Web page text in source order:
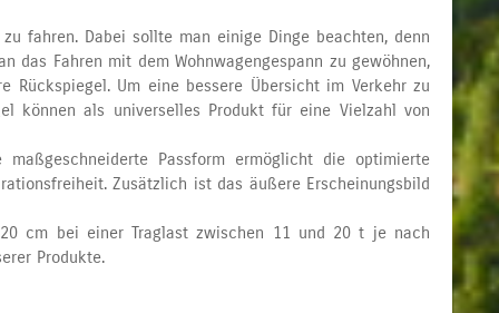
fahren. Dabei sollte man einige Dinge beachten, denn
Fahren mit dem Wohnwagengespann zu gewöhnen,
Rückspiegel. Um eine bessere Übersicht im Verkehr zu
können als universelles Produkt für eine Vielzahl von
Passform ermöglicht die optimierte
Zusätzlich ist das äußere Erscheinungsbild
cm bei einer Traglast zwischen 11 und 20 t je nach
Produkte.